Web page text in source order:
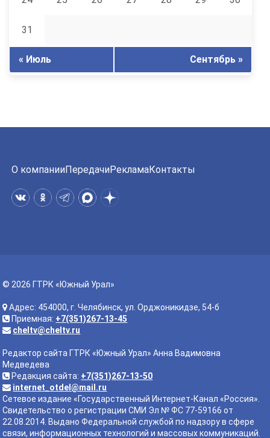
31
« Июль Сентябрь »
О компанииПередачиРекламаКонтакты
© 2026 ГТРК «Южный Урал»
Адрес: 454000, г. Челябинск, ул. Орджоникидзе, 54-б
Приемная: +7(351)267-13-45
cheltv@cheltv.ru
Редактор сайта ГТРК «Южный Урал» Анна Вадимовна
Медведева
Редакция сайта: +7(351)267-13-50
internet_otdel@mail.ru
Сетевое издание «Государственный Интернет-Канал «Россия».
Свидетельство о регистрации СМИ Эл № ФС 77-59166 от
22.08.2014. Выдано Федеральной службой по надзору в сфере
связи, информационных технологий и массовых коммуникаций.